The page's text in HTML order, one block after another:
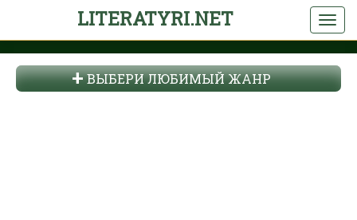
LITERATYRI.NET
ВЫБЕРИ ЛЮБИМЫЙ ЖАНР